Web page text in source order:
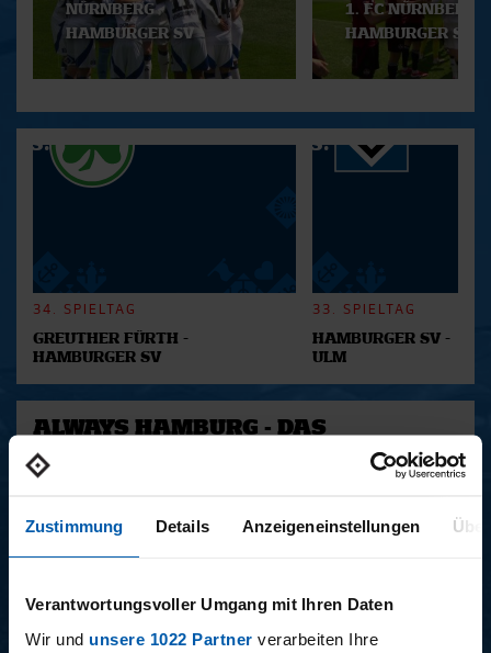
Zustimmung Details Anzeigeneinstellungen
Verantwortungsvoller Umgang mit Ihren Daten
Wir und unsere 1022 Partner verarbeiten Ihre
NÜRNBERG -
HAMBURGER SV
1. FC NÜRNBERG -
HAMBURGER SV
34. SPIELTAG
GREUTHER FÜRTH -
HAMBURGER SV
33. SPIELTAG
HAMBURGER SV -
ULM
ALWAYS HAMBURG - DAS
BONUSMATERIAL
15.12.2025 11.12.2025